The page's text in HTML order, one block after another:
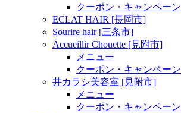
クーポン・キャンペーン
ECLAT HAIR [長岡市]
Sourire hair [三条市]
Accueillir Chouette [見附市]
メニュー
クーポン・キャンペーン
井カラシ美容室 [見附市]
メニュー
クーポン・キャンペーン